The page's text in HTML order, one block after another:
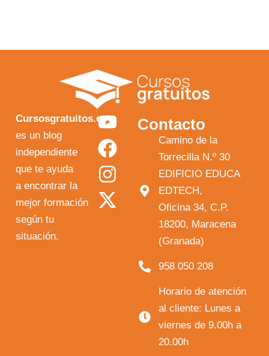
Cursosgratuitos.es
es un blog
independiente
que te ayuda
a encontrar la
mejor formación
según tu
situación.
Y
o
u
t
u
F
a
c
e
b
I
n
s
t
a
X
-
t
w
i
Contacto
Camino de la
Torrecilla N.º 30
EDIFICIO EDUCA
EDTECH,
Oficina 34, C.P.
18200, Maracena
(Granada)
958 050 208
Horario de atención
al cliente: Lunes a
viernes de 9.00h a
20.00h